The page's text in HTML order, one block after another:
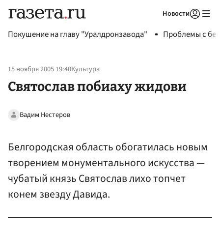
Новости
Покушение на главу "Уралдронзавода" Проблемы с
15 ноября 2005 19:40Культура
Святослав побиаху жидови
Вадим Нестеров
Белгородская область обогатилась новым
творением монументального искусства —
чубатый князь Святослав лихо топчет
конем звезду Давида.